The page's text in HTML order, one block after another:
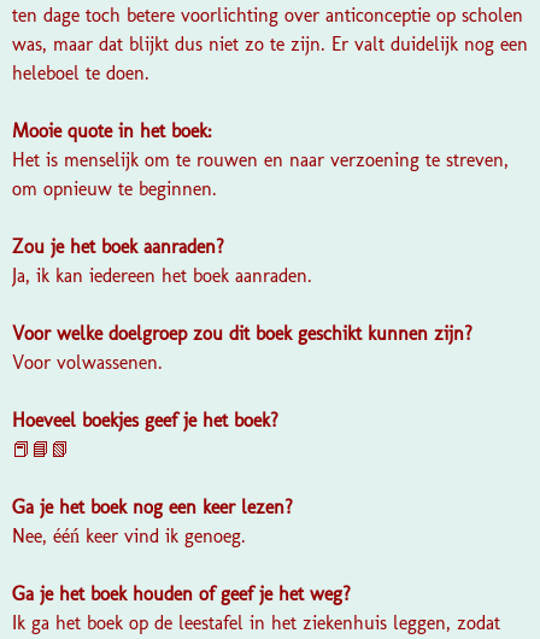
ten dage toch betere voorlichting over anticonceptie op scholen
was, maar dat blijkt dus niet zo te zijn. Er valt duidelijk nog een
heleboel te doen.
Mooie quote in het boek:
Het is menselijk om te rouwen en naar verzoening te streven,
om opnieuw te beginnen.
Zou je het boek aanraden?
Ja, ik kan iedereen het boek aanraden.
Voor welke doelgroep zou dit boek geschikt kunnen zijn?
Voor volwassenen.
Hoeveel boekjes geef je het boek?
📕📘📗
Ga je het boek nog een keer lezen?
Nee, ééń keer vind ik genoeg.
Ga je het boek houden of geef je het weg?
Ik ga het boek op de leestafel in het ziekenhuis leggen, zodat